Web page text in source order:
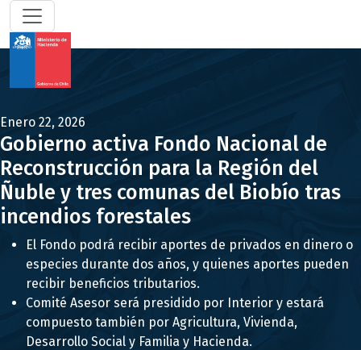
Enero 22, 2026
Gobierno activa Fondo Nacional de
Reconstrucción para la Región del
Ñuble y tres comunas del Biobío tras
incendios forestales
El Fondo podrá recibir aportes de privados en dinero o
especies durante dos años, y quienes aportes pueden
recibir beneficios tributarios.
Comité Asesor será presidido por Interior y estará
compuesto también por Agricultura, Vivienda,
Desarrollo Social y Familia y Hacienda.